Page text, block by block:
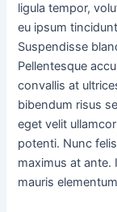
ligula tempor,
eu ipsum
Suspendisse
Pellentesque
convallis at
bibendum risus
eget velit
potenti. Nunc
maximus at ante.
mauris